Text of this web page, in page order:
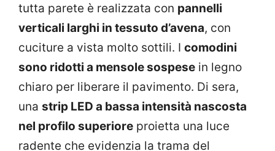
tutta parete è realizzata con pannelli
verticali larghi in tessuto d’avena, con
cuciture a vista molto sottili. I comodini
sono ridotti a mensole sospese in legno
chiaro per liberare il pavimento. Di sera,
una strip LED a bassa intensità nascosta
nel profilo superiore proietta una luce
radente che evidenzia la trama del